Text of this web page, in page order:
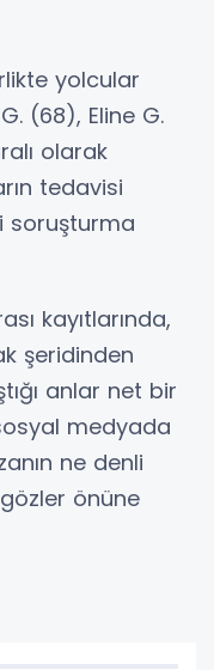
yolcular
(68), Eline G.
olarak
tedavisi
soruşturma
kayıtlarında,
şeridinden
anlar net bir
medyada
ne denli
önüne